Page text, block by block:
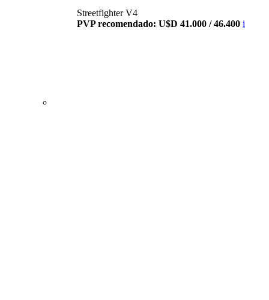
Streetfighter V4
PVP recomendado: U$D 41.000 / 46.400 i